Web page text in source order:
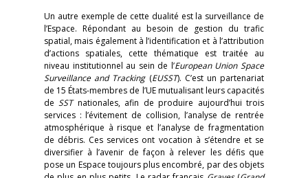
Un autre exemple de cette dualité est la surveillance de
l’Espace. Répondant au besoin de gestion du trafic
spatial, mais également à l’identification et à l’attribution
d’actions spatiales, cette thématique est traitée au
niveau institutionnel au sein de l’European Union Space
Surveillance and Tracking(EUSST). C’est un partenariat
de 15 États-membres de l’UE mutualisant leurs capacités
deSST nationales, afin de produire aujourd’hui trois
services : l’évitement de collision, l’analyse de rentrée
atmosphérique à risque et l’analyse de fragmentation
de débris. Ces services ont vocation à s’étendre et se
diversifier à l’avenir de façon à relever les défis que
pose un Espace toujours plus encombré, par des objets